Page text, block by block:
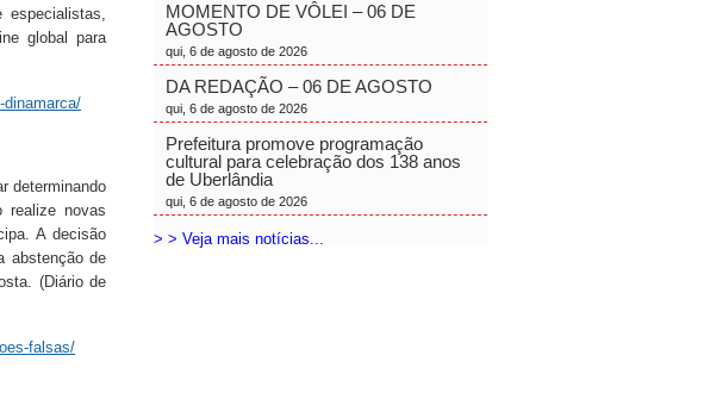
especialistas,
global para
dinamarca/
determinando
realize novas
A decisão
abstenção de
(Diário de
falsas/
MOMENTO DE VÔLEI – 06 DE
AGOSTO
qui, 6 de agosto de 2026
DA REDAÇÃO – 06 DE AGOSTO
qui, 6 de agosto de 2026
Prefeitura promove programação
cultural para celebração dos 138 anos
de Uberlândia
qui, 6 de agosto de 2026
> > Veja mais notícias...